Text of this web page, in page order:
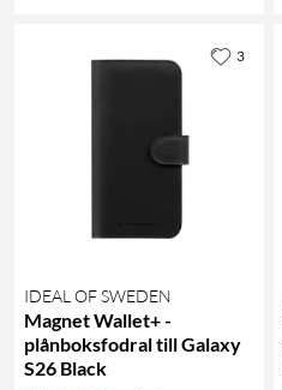
IDEAL OF SWEDEN
Magnet Wallet+ -
plånboksfodral till Galaxy
S26 Black
3